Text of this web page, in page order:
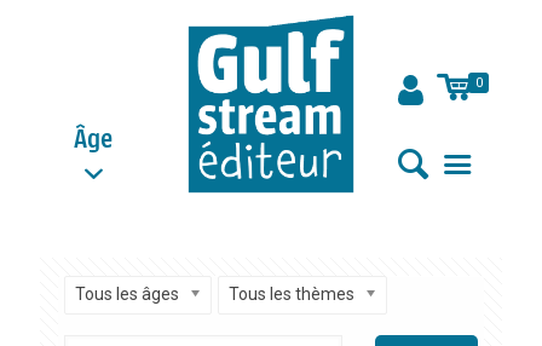
Âge
0
Tous les âges Tous les thèmes